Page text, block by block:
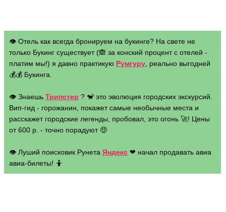
👁 Отель как всегда бронируем на букинге? На свете не
только Букинг существует (🙈 за конский процент с отелей -
платим мы!) я давно практикую Румгуру , реально выгодней
💰💰 Букинга.
👁 Знаешь Трипстер ? 🐒 это эволюция городских экскурсий.
Вип-гид - горожанин, покажет самые необычные места и
расскажет городские легенды, пробовал, это огонь 🚀! Цены
от 600 р. - точно порадуют 🤑
👁 Луший поисковик Рунета Яндекс ❤ начал продавать авиа
авиа-билеты! 🤷